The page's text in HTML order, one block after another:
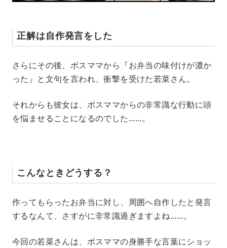
正解は自作発言をした
さらにその後、ボスママから『お弁当の味付けが濃か
った』と文句を言われ、衝撃を受けた若菜さん。
それからも彼女は、ボスママからの非常識な行動に頭
を悩ませることになるのでした……。
こんなときどうする？
作ってもらったお弁当に対し、周囲へ自作したと発言
するなんて、さすがに非常識過ぎますよね……。
今回の若菜さんは、ボスママの身勝手な言葉にショッ